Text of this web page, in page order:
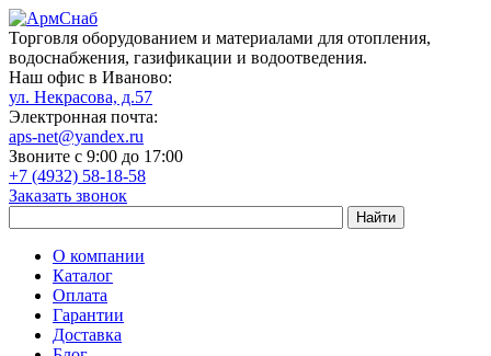
Торговля оборудованием и материалами для отопления,
водоснабжения, газификации и водоотведения.
Наш офис в Иваново:
ул. Некрасова, д.57
Электронная почта:
aps-net@yandex.ru
Звоните с 9:00 до 17:00
+7 (4932) 58-18-58
Заказать звонок
О компании
Каталог
Оплата
Гарантии
Доставка